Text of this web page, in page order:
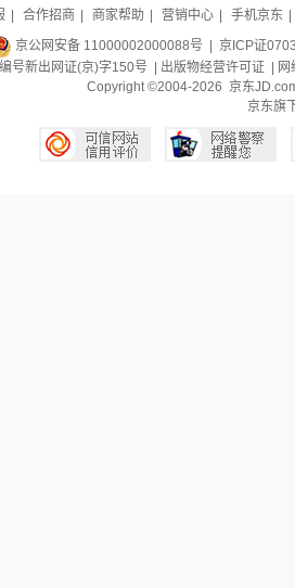
合作招商 商家帮助 营销中心 手机京东
京公网安备 11000002000088号 | 京ICP证
号新出网证(京)字150号 | 出版物经营许可证
Copyright ©2004-2026 京东
京东旗